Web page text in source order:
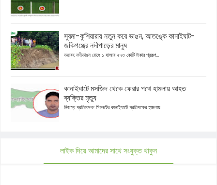
সুরমা-কুশিয়ারায় নতুন করে ভাঙন, আতঙ্কে কানাইঘাট-
জকিগঞ্জের নদীপাড়ের মানুষ
ভয়াবহ নদীভাঙন রোধে ১ হাজার ২৭৩ কোটি টাকার প্রকল্প...
কানাইঘাটে মসজিদ থেকে ফেরার পথে হামলায় আহত
ব্যক্তির মৃত্যু
নিজস্ব প্রতিবেদক: সিলেটের কানাইঘাটে প্রতিপক্ষের হামলায়...
লাইক দিয়ে আমাদের সাথে সংযুক্ত থাকুন